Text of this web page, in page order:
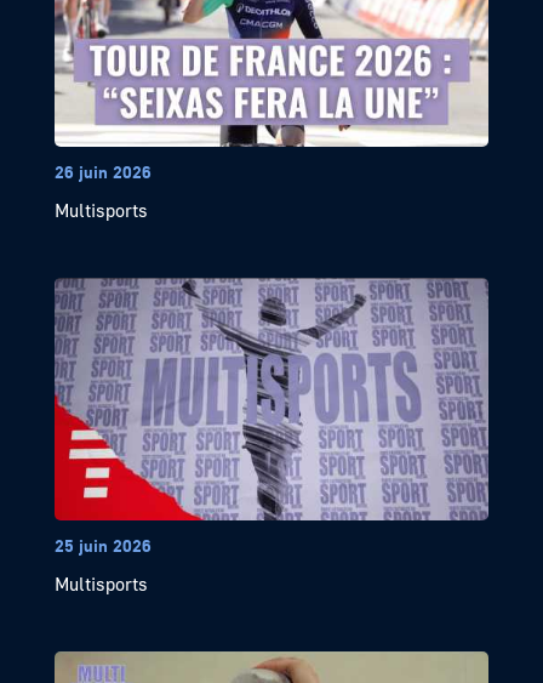
26 juin 2026
Multisports
25 juin 2026
Multisports